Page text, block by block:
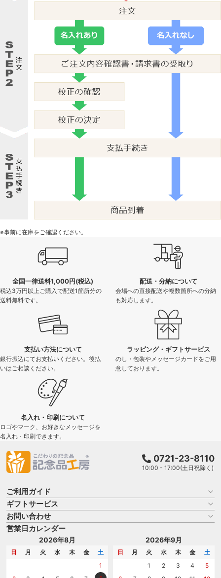
※事前に在庫をご確認ください。
全国一律送料1,000円(税込)
税込3万円以上ご購入で配送1箇所分の
送料無料です。
配送・分納について
会場への直接配送や複数箇所への分納
も対応します。
支払い方法について
銀行振込にてお支払いください。後払
いはご相談ください。
ラッピング・ギフトサービス
のし・包装やメッセージカードをご用
意しております。
名入れ・印刷について
ロゴやマーク、お好きなメッセージを
名入れ・印刷できます。
0721-23-8110
10:00 - 17:00(土日祝除く)
ご利用ガイド
お買い物ガイド
よくある質問
はじめての記念品選び
記念品工房の使い方
ギフトサービス
名入れについて
のし
メッセージカード
お問い合わせ
商品選びを相談する
名入れについて相談する
カタログを請求する
営業日カレンダー
2026年8月
日 月 火 水 木 金
土
1
2026年9月
日 月 火 水 木 金
土
1
2 3 4
5